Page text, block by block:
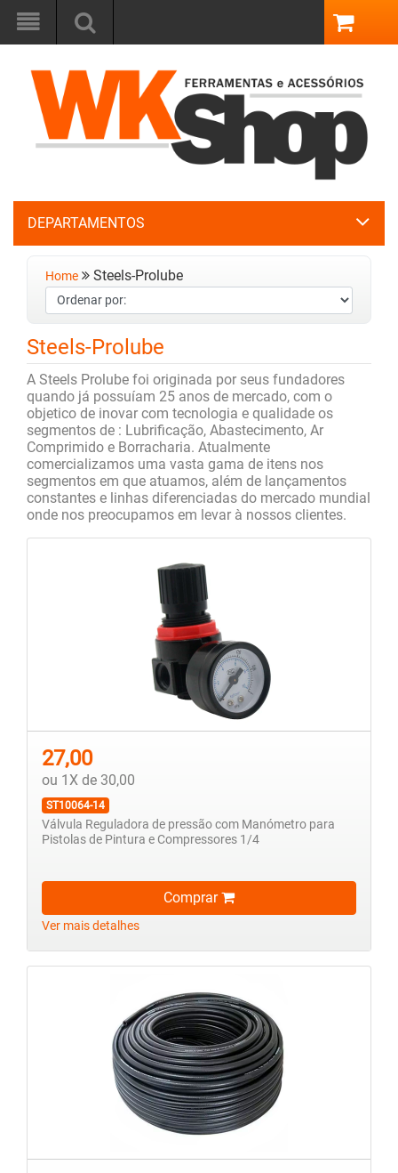
DEPARTAMENTOS
Home Steels-Prolube
Steels-Prolube
A Steels Prolube foi originada por seus fundadores
quando já possuíam 25 anos de mercado, com o
objetico de inovar com tecnologia e qualidade os
segmentos de : Lubrificação, Abastecimento, Ar
Comprimido e Borracharia. Atualmente
comercializamos uma vasta gama de itens nos
segmentos em que atuamos, além de lançamentos
constantes e linhas diferenciadas do mercado mundial
onde nos preocupamos em levar à nossos clientes.
27,00
ou 1X de 30,00
ST10064-14
Válvula Reguladora de pressão com Manómetro para
Pistolas de Pintura e Compressores 1/4
Comprar
Ver mais detalhes